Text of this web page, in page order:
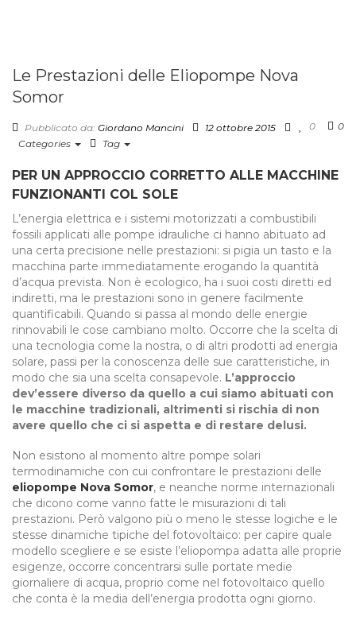
Le Prestazioni delle Eliopompe Nova
Somor
Pubblicato da: Giordano Mancini
12 ottobre 2015
Categories
Tag
0
0
PER UN APPROCCIO CORRETTO ALLE MACCHINE
FUNZIONANTI COL SOLE
L’energia elettrica e i sistemi motorizzati a combustibili
fossili applicati alle pompe idrauliche ci hanno abituato ad
una certa precisione nelle prestazioni: si pigia un tasto e la
macchina parte immediatamente erogando la quantità
d’acqua prevista. Non è ecologico, ha i suoi costi diretti ed
indiretti, ma le prestazioni sono in genere facilmente
quantificabili. Quando si passa al mondo delle energie
rinnovabili le cose cambiano molto. Occorre che la scelta di
una tecnologia come la nostra, o di altri prodotti ad energia
solare, passi per la conoscenza delle sue caratteristiche, in
modo che sia una scelta consapevole. L’approccio
dev’essere diverso da quello a cui siamo abituati con
le macchine tradizionali, altrimenti si rischia di non
avere quello che ci si aspetta e di restare delusi.
Non esistono al momento altre pompe solari
termodinamiche con cui confrontare le prestazioni delle
eliopompe Nova Somor, e neanche norme internazionali
che dicono come vanno fatte le misurazioni di tali
prestazioni. Però valgono più o meno le stesse logiche e le
stesse dinamiche tipiche del fotovoltaico: per capire quale
modello scegliere e se esiste l’eliopompa adatta alle proprie
esigenze, occorre concentrarsi sulle portate medie
giornaliere di acqua, proprio come nel fotovoltaico quello
che conta è la media dell’energia prodotta ogni giorno.